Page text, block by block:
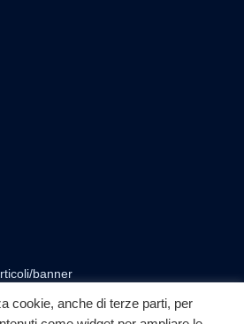
banner
cookie, anche di terze parti, per